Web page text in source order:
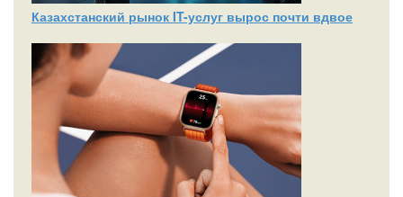
Казахстанский рынок IT-услуг вырос почти вдвое